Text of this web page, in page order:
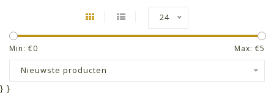
24
Min: €0 Max: €5
Nieuwste producten
} }